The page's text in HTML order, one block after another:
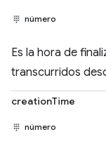
número
Es la hora de
transcurridos
creationTime
número